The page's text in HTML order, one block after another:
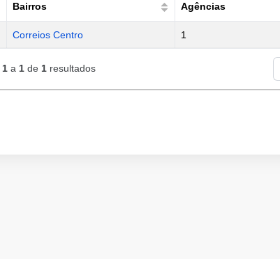
Bairros Agências
Correios Centro 1
1 a 1 de 1 resultados